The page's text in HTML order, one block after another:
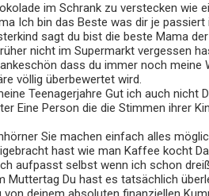
im Schrank zu verstecken wie
Ich bin das Beste was dir je passiert
sagt du bist die beste Mama
nicht im Supermarkt vergessen
dass du immer noch meine
völlig überbewertet wird.
Teenagerjahre Gut ich auch nicht
Eine Person die die Stimmen ihrer
Sie machen einfach alles
hast wie man Kaffee kocht
aufpasst selbst wenn ich schon
Muttertag Du hast es tatsächlich